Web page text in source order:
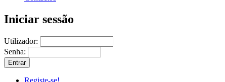
Iniciar sessão
Utilizador:
Senha: